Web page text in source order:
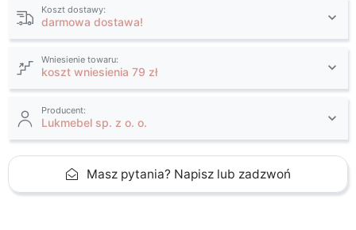
Koszt dostawy:
darmowa dostawa!
Wniesienie towaru:
koszt wniesienia 79 zł
Producent:
Lukmebel sp. z o. o.
Masz pytania? Napisz lub zadzwoń